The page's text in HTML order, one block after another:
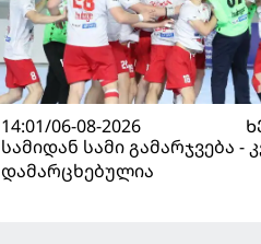
14:01/06-08-2026
სამიდან სამი გამარჯვება -
დამარცხებულია